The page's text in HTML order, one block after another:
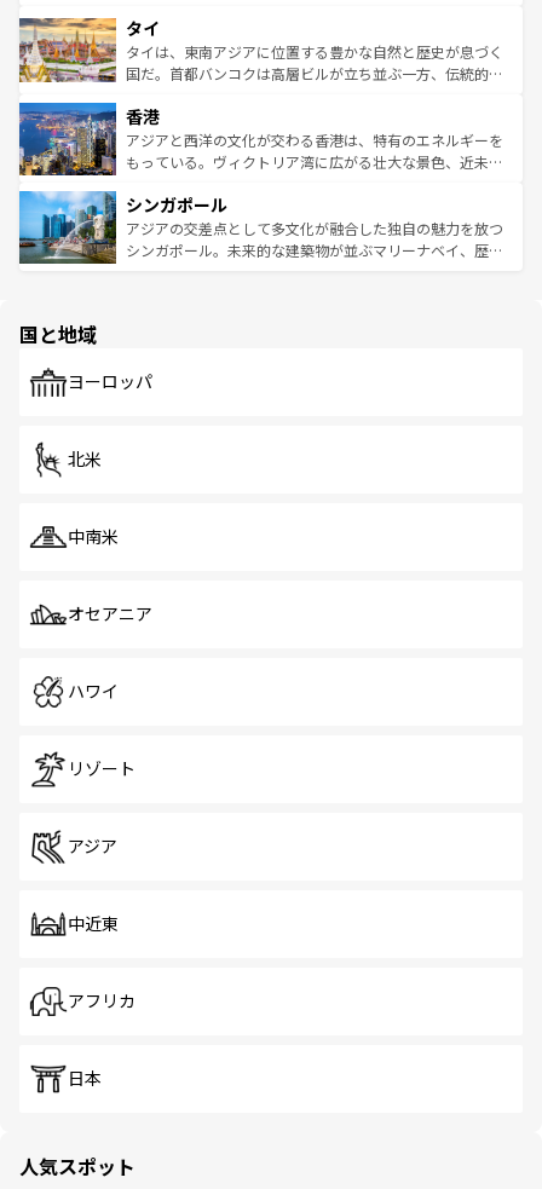
リティに包まれながら、韓国の多彩な魅力を心ゆくまで味
わってみてほしい。 なお、新着の韓国情報はコンテンツ一
覧を参照してほしい。
急速な発展と共に伝統が息づく。ハノイの古い町並みやホ
ーチミン市のフランス統治時代の建物も、独特の雰囲気を
醸し出している。また、バラエティの豊かさとおいしさで
とつ。フォーやバインミー、ベトナムコーヒーなどは、ぜ
ひ現地で味わいたい。どの地域を訪れてもあたたかい人々
が旅行者を迎えてくれるので、きっと忘れられない旅にな
参照してほしい。
タイ
タイは、東南アジアに位置する豊かな自然と歴史が息づく
国だ。首都バンコクは高層ビルが立ち並ぶ一方、伝統的な
の活気が交差している。北部ではチェンマイなどの山岳地
帯で自然と触れ合い、南部ではプーケットやクラビの美し
いビーチでリゾート気分を楽しむことができる。タイ料理
激する。気候は一年中温暖で、どの季節にも異なる楽しみ
が待っている。親しみやすいタイの人々、仏教を中心とし
た文化、そして多様な観光資源が、訪れる旅人を魅了し続
香港
アジアと西洋の文化が交わる香港は、特有のエネルギーを
もっている。ヴィクトリア湾に広がる壮大な景色、近未来
み、どこを訪れても感動するはず。観光スポットが密集し
ており、効率よく見どころを回れるのも魅力。息をのむよ
うな絶景から文化的な体験まで、香港を存分に楽しみ尽く
シンガポール
アジアの交差点として多文化が融合した独自の魅力を放つ
シンガポール。未来的な建築物が並ぶマリーナベイ、歴史
で、ホーカーズは地元の風情を楽しめる外せないスポット
国と地域
ヨーロッパ
北米
中南米
オセアニア
ハワイ
リゾート
アジア
中近東
アフリカ
日本
人気スポット